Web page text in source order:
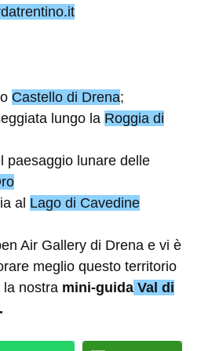
Castello di Drena;
lungo la Roggia di
paesaggio lunare delle
al Lago di Cavedine
Air Gallery di Drena e vi è
meglio questo territorio
la nostra mini-guida Val di
.